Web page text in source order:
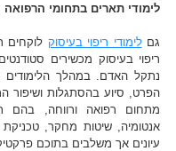
לימודי תארים בתחומי הרפואה
גםלימודי ריפוי בעיסוק לוקחים
ריפוי בעיסוק מכשירים
נתקל האדם. במהלך הלימודים
הפרט, סיוע בהסתגלות ושיפור
מתחום רפואה ורווחה, בהם
אנטומיה, שיטות מחקר, טכניקת
עיונים אך משלבים בתוכם